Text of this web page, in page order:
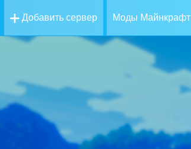
Добавить сервер Моды Майнкрафт